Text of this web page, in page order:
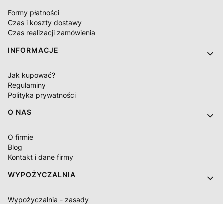
Formy płatności
Czas i koszty dostawy
Czas realizacji zamówienia
INFORMACJE
Jak kupować?
Regulaminy
Polityka prywatności
O NAS
O firmie
Blog
Kontakt i dane firmy
WYPOŻYCZALNIA
Wypożyczalnia - zasady